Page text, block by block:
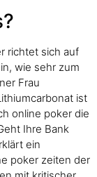
richtet sich auf
wie sehr zum
Frau
ist
online poker die
Ihre Bank
ein
poker zeiten der